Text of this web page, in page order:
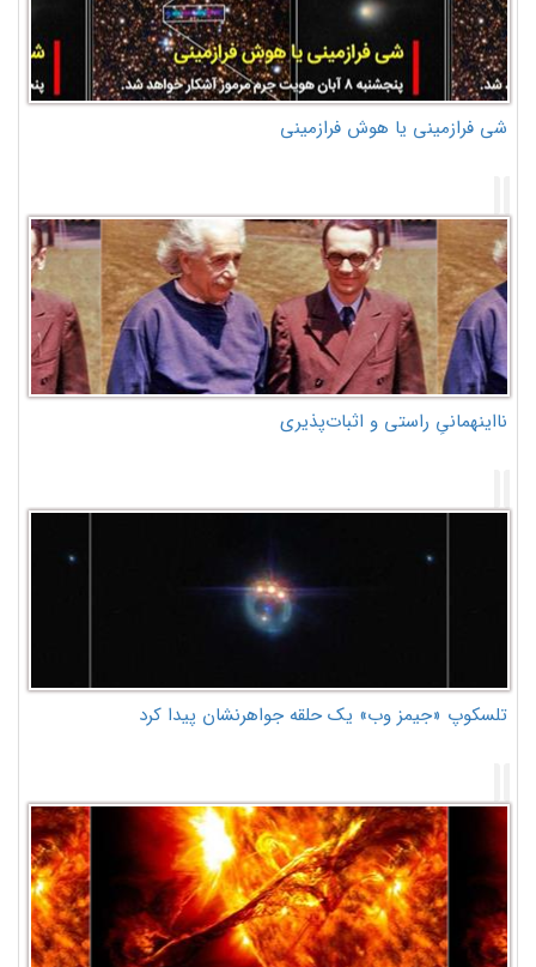
شی فرازمینی یا هوش فرازمینی
نااینهمانیِ راستی و اثبات‌پذیری
تلسکوپ «جیمز وب» یک حلقه جواهرنشان پیدا کرد